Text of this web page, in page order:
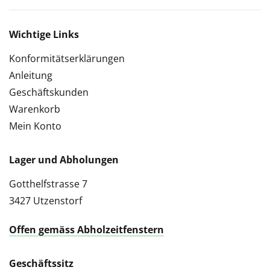
Wichtige Links
Konformitätserklärungen
Anleitung
Geschäftskunden
Warenkorb
Mein Konto
Lager und Abholungen
Gotthelfstrasse 7
3427 Utzenstorf
Offen gemäss Abholzeitfenstern
Geschäftssitz